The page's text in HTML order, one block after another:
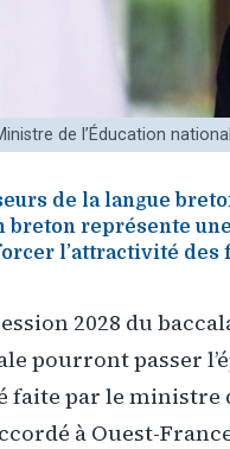
de l’Éducation
de la langue
breton représente
l’attractivité
2028 du
pourront passer
faite par le
à Ouest-